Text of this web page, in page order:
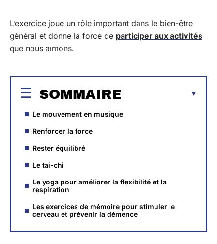
L’exercice joue un rôle important dans le bien-être
général et donne la force de participer aux activités
que nous aimons.
SOMMAIRE
Le mouvement en musique
Renforcer la force
Rester équilibré
Le tai-chi
Le yoga pour améliorer la flexibilité et la
respiration
Les exercices de mémoire pour stimuler le
cerveau et prévenir la démence